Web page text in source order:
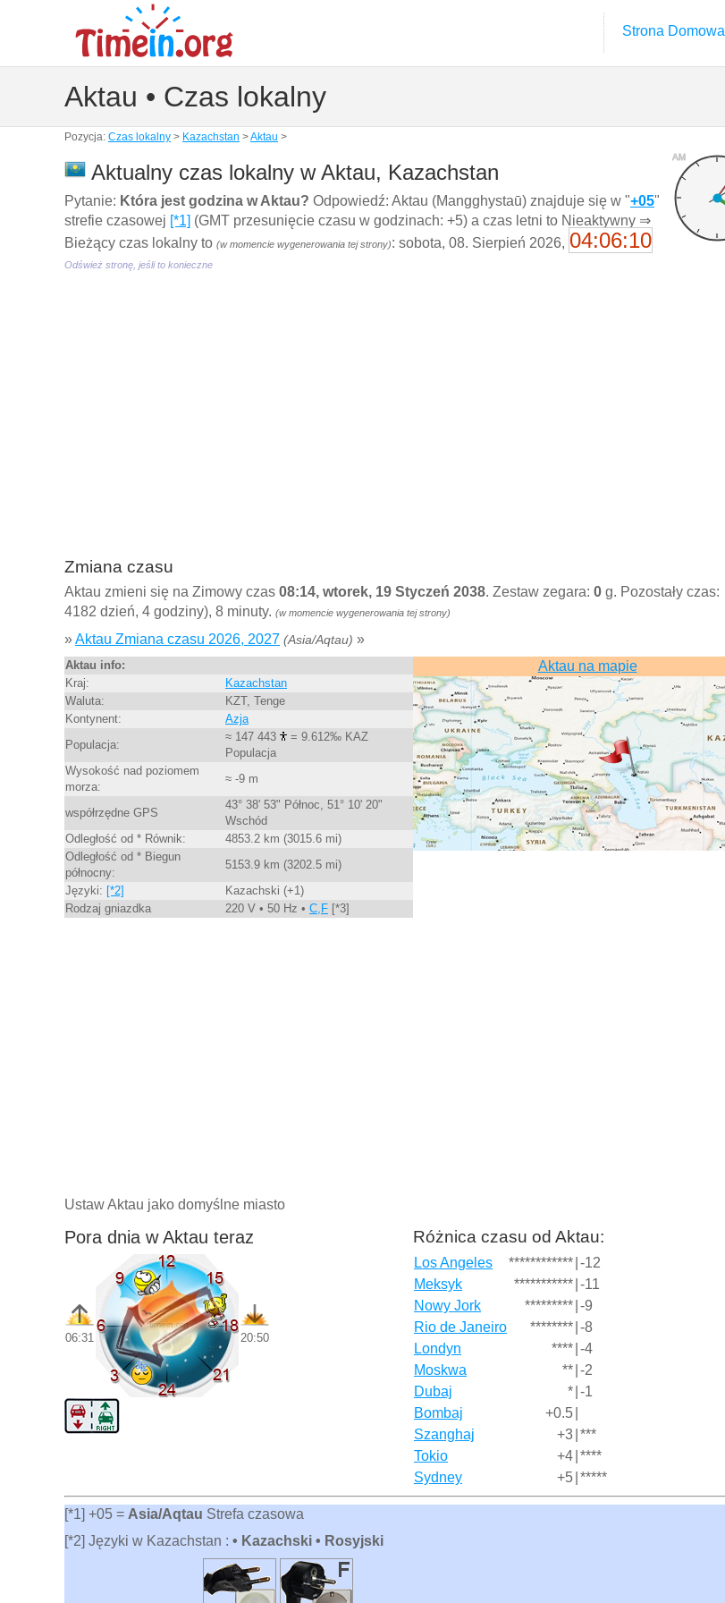
Strona Domowa
Aktau • Czas lokalny
Pozycja: Czas lokalny > Kazachstan >Aktau >
AM
Aktualny czas lokalny w Aktau, Kazachstan
Pytanie: Która jest godzina w Aktau? Odpowiedź: Aktau (Mangghystaū) znajduje się w "+05"
strefie czasowej [*1] (GMT przesunięcie czasu w godzinach: +5) a czas letni to Nieaktywny ⇒
Bieżący czas lokalny to (w momencie wygenerowania tej strony): sobota, 08. Sierpień 2026, 04:06:11
Odśwież stronę, jeśli to konieczne
Zmiana czasu
Aktau zmieni się na Zimowy czas 08:14, wtorek, 19 Styczeń 2038. Zestaw zegara: 0 g. Pozostały czas:
4182 dzień, 4 godziny), 8 minuty. (w momencie wygenerowania tej strony)
»Aktau Zmiana czasu 2026, 2027 (Asia/Aqtau) »
Aktau info:
Kraj:
Kazachstan
Waluta:
KZT, Tenge
Kontynent:
Azja
Populacja:
≈ 147 443
= 9.612‰ KAZ
Populacja
Wysokość nad poziomem
morza:
≈ -9 m
współrzędne GPS
43° 38' 53" Północ, 51° 10' 20"
Wschód
Odległość od * Równik:
4853.2 km (3015.6 mi)
Odległość od * Biegun
północny:
5153.9 km (3202.5 mi)
Języki: [*2]
Kazachski (+1)
Rodzaj gniazdka
220 V • 50 Hz • C,F [*3]
Aktau na mapie
Ustaw Aktau jako domyślne miasto
Pora dnia w Aktau teraz
06:31 20:50
Różnica czasu od Aktau:
Los Angeles ************ -12
Meksyk
*********** -11
Nowy Jork
********* -9
Rio de Janeiro
******** -8
Londyn
**** -4
Moskwa
** -2
Dubaj
* -1
Bombaj
+0.5
Szanghaj
+3 ***
Tokio
+4 ****
Sydney
+5 *****
[*1] +05 = Asia/Aqtau Strefa czasowa
[*2] Języki w Kazachstan : • Kazachski • Rosyjski